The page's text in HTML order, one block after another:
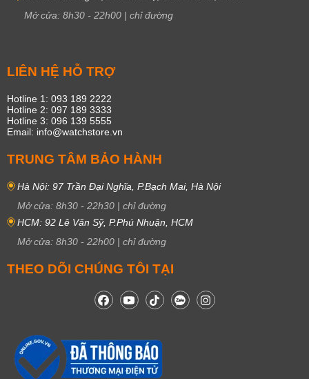
Mở cửa: 8h30 - 22h00 | chỉ đường
LIÊN HỆ HỖ TRỢ
Hotline 1: 093 189 2222
Hotline 2: 097 189 3333
Hotline 3: 096 139 5555
Email: info@watchstore.vn
TRUNG TÂM BẢO HÀNH
Hà Nội: 97 Trần Đại Nghĩa, P.Bạch Mai, Hà Nội
Mở cửa: 8h30 - 22h30 | chỉ đường
HCM: 92 Lê Văn Sỹ, P.Phú Nhuận, HCM
Mở cửa: 8h30 - 22h00 | chỉ đường
THEO DÕI CHÚNG TÔI TẠI